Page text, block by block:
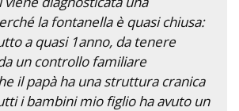
la fontanella è quasi chiusa:
a quasi 1anno, da tenere
un controllo familiare
il papà ha una struttura cranica
i bambini mio figlio ha avuto un